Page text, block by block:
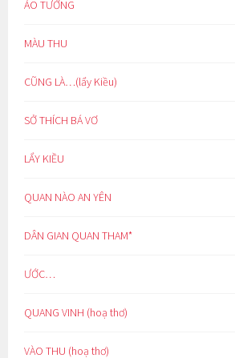
ẢO TƯỞNG
MÀU THU
CŨNG LÀ…(lẩy Kiều)
SỞ THÍCH BÁ VƠ
LẨY KIỀU
QUAN NÀO AN YÊN
DÂN GIAN QUAN THAM*
ƯỚC…
QUANG VINH (hoạ thơ)
VÀO THU (hoạ thơ)